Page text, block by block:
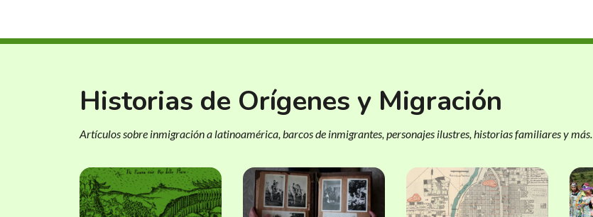
Historias de Orígenes y Migración
Artículos sobre inmigración a latinoamérica, barcos de inmigrantes, personajes ilustres, historias familiares y más.